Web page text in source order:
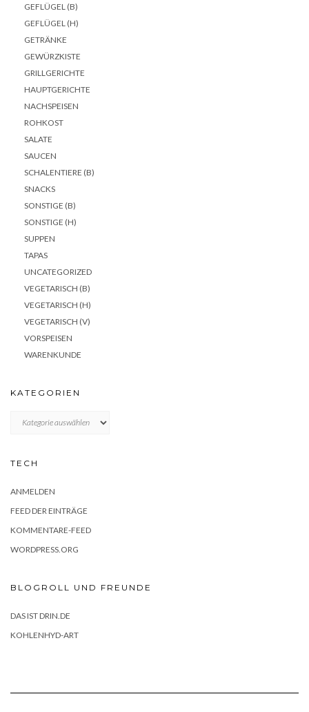
GEFLÜGEL (B)
GEFLÜGEL (H)
GETRÄNKE
GEWÜRZKISTE
GRILLGERICHTE
HAUPTGERICHTE
NACHSPEISEN
ROHKOST
SALATE
SAUCEN
SCHALENTIERE (B)
SNACKS
SONSTIGE (B)
SONSTIGE (H)
SUPPEN
TAPAS
UNCATEGORIZED
VEGETARISCH (B)
VEGETARISCH (H)
VEGETARISCH (V)
VORSPEISEN
WARENKUNDE
KATEGORIEN
TECH
ANMELDEN
FEED DER EINTRÄGE
KOMMENTARE-FEED
WORDPRESS.ORG
BLOGROLL UND FREUNDE
DAS IST DRIN.DE
KOHLENHYD-ART